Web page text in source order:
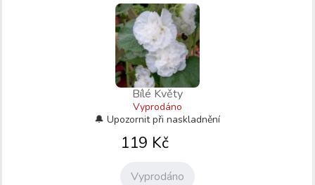
Bílé Květy
Vyprodáno
119 Kč
Vyprodáno